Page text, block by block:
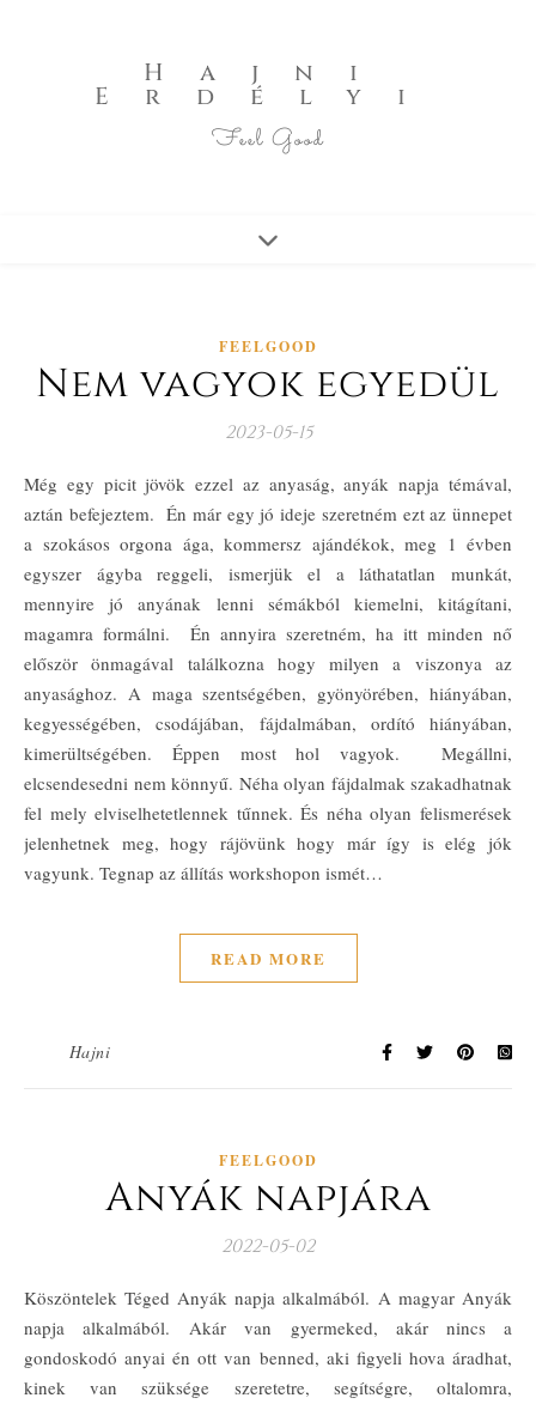
Hajni
Erdélyi
Feel Good
FEELGOOD
Nem vagyok egyedül
2023-05-15
Még egy picit jövök ezzel az anyaság, anyák napja témával,
aztán befejeztem. Én már egy jó ideje szeretném ezt az ünnepet
a szokásos orgona ága, kommersz ajándékok, meg 1 évben
egyszer ágyba reggeli, ismerjük el a láthatatlan munkát,
mennyire jó anyának lenni sémákból kiemelni, kitágítani,
magamra formálni. Én annyira szeretném, ha itt minden nő
először önmagával találkozna hogy milyen a viszonya az
anyasághoz. A maga szentségében, gyönyörében, hiányában,
kegyességében, csodájában, fájdalmában, ordító hiányában,
kimerültségében. Éppen most hol vagyok. Megállni,
elcsendesedni nem könnyű. Néha olyan fájdalmak szakadhatnak
fel mely elviselhetetlennek tűnnek. És néha olyan felismerések
jelenhetnek meg, hogy rájövünk hogy már így is elég jók
vagyunk. Tegnap az állítás workshopon ismét…
READ MORE
Hajni
FEELGOOD
Anyák napjára
2022-05-02
Köszöntelek Téged Anyák napja alkalmából. A magyar Anyák
napja alkalmából. Akár van gyermeked, akár nincs a
gondoskodó anyai én ott van benned, aki figyeli hova áradhat,
kinek van szüksége szeretetre, segítségre, oltalomra,